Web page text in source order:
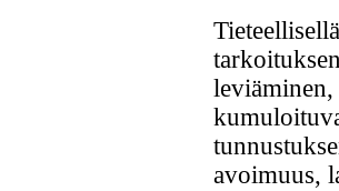
leviäminen,
avoimuus,